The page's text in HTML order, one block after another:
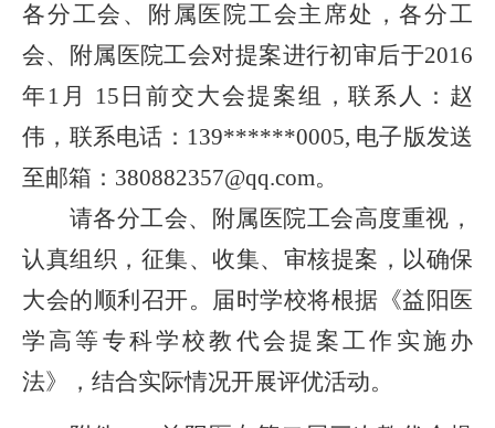
各分工会、附属医院工会主席处，各分工
会、附属医院工会对提案进行初审后于2016
年1月 15日前交大会提案组，联系人：赵
伟，联系电话：139******0005, 电子版发送
至邮箱：380882357@qq.com。
请各分工会、附属医院工会高度重视，
认真组织，征集、收集、审核提案，以确保
大会的顺利召开。届时学校将根据《益阳医
学高等专科学校教代会提案工作实施办
法》， 结合实际情况开展评优活动。